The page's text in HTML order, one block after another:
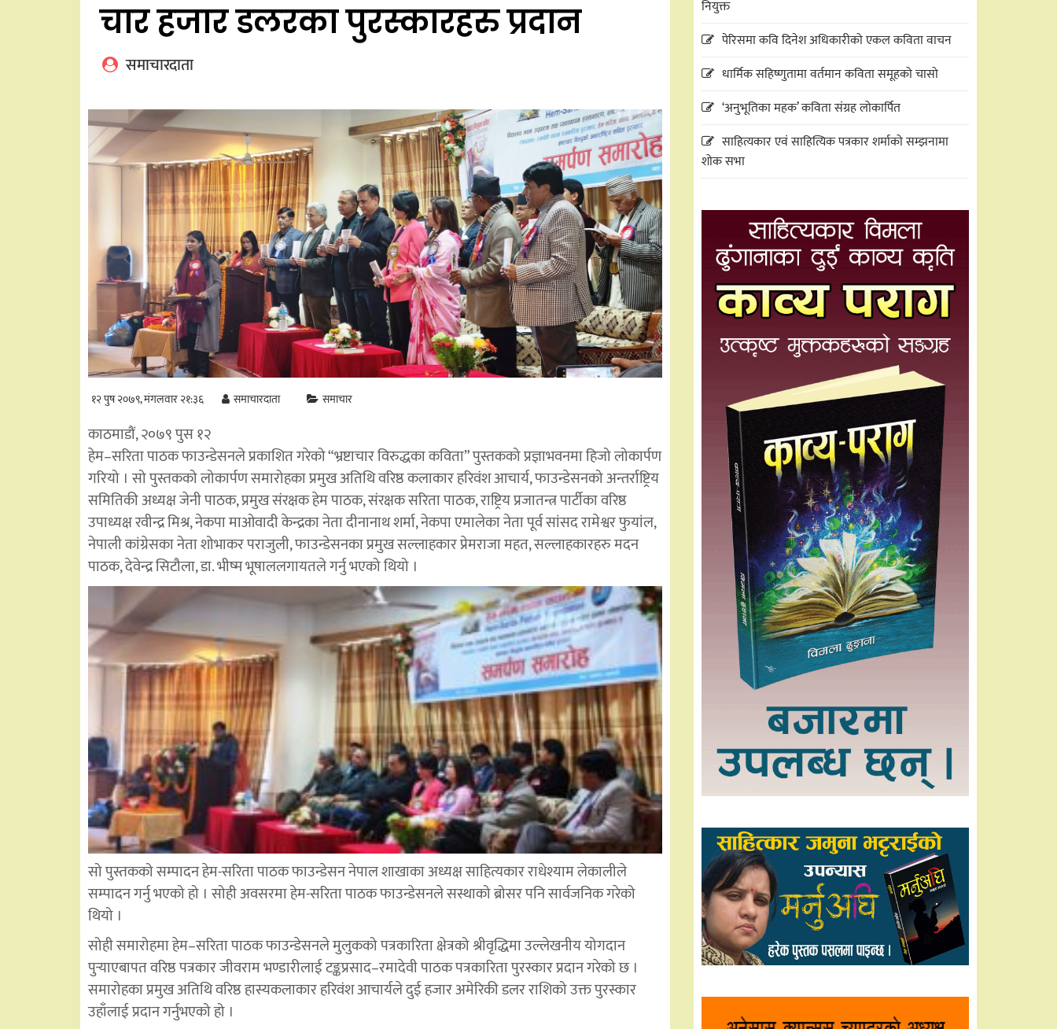
चार हजार डलरका पुरस्कारहरु प्रदान
समाचारदाता
१२ पुष २०७९, मंगलवार २१:३६ समाचारदाता समाचार
काठमाडौं, २०७९ पुस १२
हेम–सरिता पाठक फाउन्डेसनले प्रकाशित गरेको “भ्रष्टाचार विरुद्धका कविता” पुस्तकको प्रज्ञाभवनमा हिजो लोकार्पण
गरियो । सो पुस्तकको लोकार्पण समारोहका प्रमुख अतिथि वरिष्ठ कलाकार हरिवंश आचार्य, फाउन्डेसनको अन्तर्राष्ट्रिय
समितिकी अध्यक्ष जेनी पाठक, प्रमुख संरक्षक हेम पाठक, संरक्षक सरिता पाठक, राष्ट्रिय प्रजातन्त्र पार्टीका वरिष्ठ
उपाध्यक्ष रवीन्द्र मिश्र, नेकपा माओवादी केन्द्रका नेता दीनानाथ शर्मा, नेकपा एमालेका नेता पूर्व सांसद रामेश्वर फुयांल,
नेपाली कांग्रेसका नेता शोभाकर पराजुली, फाउन्डेसनका प्रमुख सल्लाहकार प्रेमराजा महत, सल्लाहकारहरु मदन
पाठक, देवेन्द्र सिटौला, डा. भीष्म भूषाललगायतले गर्नु भएको थियो ।
सो पुस्तकको सम्पादन हेम-सरिता पाठक फाउन्डेसन नेपाल शाखाका अध्यक्ष साहित्यकार राधेश्याम लेकालीले
सम्पादन गर्नु भएको हो । सोही अवसरमा हेम-सरिता पाठक फाउन्डेसनले सस्थाको ब्रोसर पनि सार्वजनिक गरेको
थियो ।
सोही समारोहमा हेम–सरिता पाठक फाउन्डेसनले मुलुकको पत्रकारिता क्षेत्रको श्रीवृद्धिमा उल्लेखनीय योगदान
पुर्‍याएबापत वरिष्ठ पत्रकार जीवराम भण्डारीलाई टङ्कप्रसाद–रमादेवी पाठक पत्रकारिता पुरस्कार प्रदान गरेको छ ।
समारोहका प्रमुख अतिथि वरिष्ठ हास्यकलाकार हरिवंश आचार्यले दुई हजार अमेरिकी डलर राशिको उक्त पुरस्कार
उहाँलाई प्रदान गर्नुभएको हो ।
नियुक्त
पेरिसमा कवि दिनेश अधिकारीको एकल कविता वाचन
धार्मिक सहिष्णुतामा वर्तमान कविता समूहको चासो
‘अनुभूतिका महक’ कविता संग्रह लोकार्पित
साहित्यकार एवं साहित्यिक पत्रकार शर्माको सम्झनामा
शोक सभा